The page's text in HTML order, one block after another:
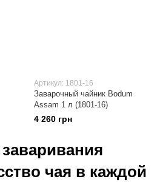
Артикул: 1801-16
Заварочный чайник Bodum
Assam 1 л (1801-16)
4 260 грн
чая в каждой